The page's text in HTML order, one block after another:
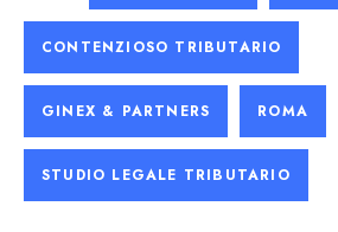
CONTENZIOSO TRIBUTARIO
GINEX & PARTNERS ROMA
STUDIO LEGALE TRIBUTARIO